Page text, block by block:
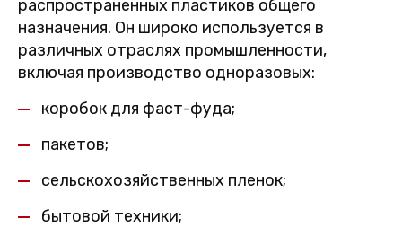
распространенных пластиков общего
назначения. Он широко используется в
различных отраслях промышленности,
включая производство одноразовых:
коробок для фаст-фуда;
пакетов;
сельскохозяйственных пленок;
бытовой техники;